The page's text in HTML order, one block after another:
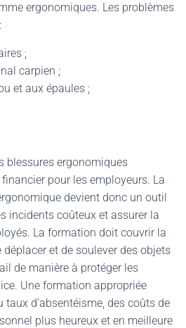
ergonomiques. Les problèmes
;
carpien ;
et aux épaules ;
blessures ergonomiques
pour les employeurs. La
devient donc un outil
incidents coûteux et assurer la
La formation doit couvrir la
déplacer et de soulever des objets
de manière à protéger les
Une formation appropriée
d’absentéisme, des coûts de
plus heureux et en meilleure